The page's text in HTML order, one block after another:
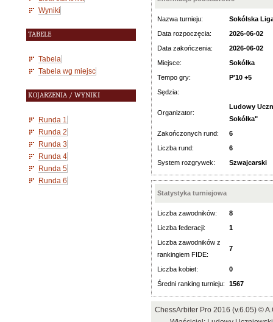
Wyniki
TABELE
Tabela
Tabela wg miejsc
KOJARZENIA / WYNIKI
Runda 1
Runda 2
Runda 3
Runda 4
Runda 5
Runda 6
Nazwa turnieju:
Sokólska
Data rozpoczęcia:
2026-06-02
Data zakończenia:
2026-06-02
Miejsce:
Sokółka
Tempo gry:
P'10 +5
Sędzia:
Organizator:
Ludowy
Sokółka"
Zakończonych rund:
6
Liczba rund:
6
System rozgrywek:
Szwajcarski
Statystyka turniejowa
Liczba zawodników:
8
Liczba federacji:
1
Liczba zawodników z
rankingiem FIDE:
7
Liczba kobiet:
0
Średni ranking turnieju:
1567
ChessArbiter Pro 2016 (v.6.05) ©